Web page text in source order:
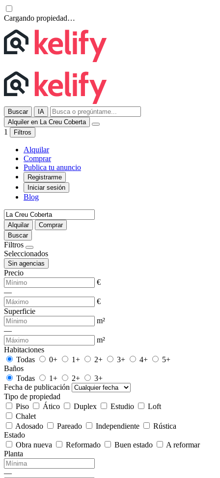
Cargando propiedad…
Buscar
IA
Alquiler en La Creu Coberta
1 Filtros
Alquilar
Comprar
Publica tu anuncio
Registrarme
Iniciar sesión
Blog
Alquilar
Comprar
Buscar
Filtros
Seleccionados
Sin agencias
Precio
€
—
€
Superficie
m²
—
m²
Habitaciones
Todas
0+ 1+ 2+ 3+ 4+
5+
Baños
Todas
1+ 2+
3+
Fecha de publicación
Tipo de propiedad
Piso
Ático Duplex Estudio
Loft
Chalet
Adosado
Pareado Independiente
Rústica
Estado
Obra nueva
Reformado Buen estado
A reformar
Planta
—